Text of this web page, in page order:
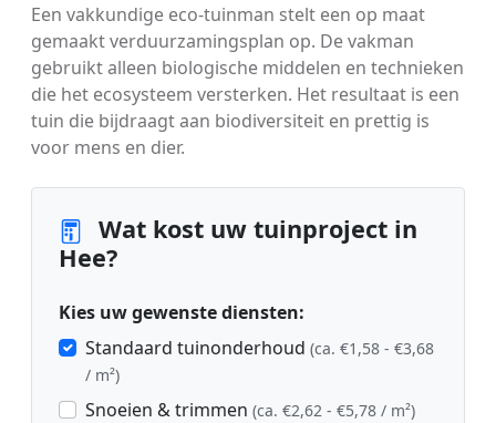
Een vakkundige eco-tuinman stelt een op maat
gemaakt verduurzamingsplan op. De vakman
gebruikt alleen biologische middelen en technieken
die het ecosysteem versterken. Het resultaat is een
tuin die bijdraagt aan biodiversiteit en prettig is
voor mens en dier.
Wat kost uw tuinproject in
Hee?
Kies uw gewenste diensten:
Standaard tuinonderhoud (ca. €1,58 - €3,68
/ m²)
Snoeien & trimmen (ca. €2,62 - €5,78 / m²)